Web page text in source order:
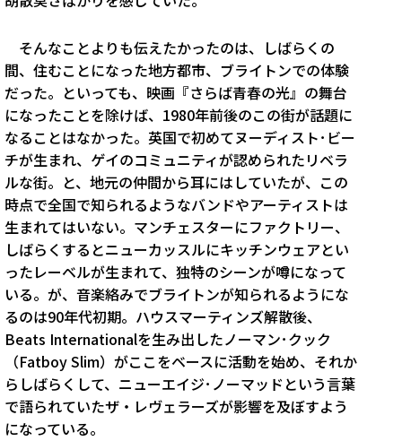
そんなことよりも伝えたかったのは、しばらくの
間、住むことになった地方都市、ブライトンでの体験
だった。といっても、映画『さらば青春の光』の舞台
になったことを除けば、1980年前後のこの街が話題に
なることはなかった。英国で初めてヌーディスト･ビー
チが生まれ、ゲイのコミュニティが認められたリベラ
ルな街。と、地元の仲間から耳にはしていたが、この
時点で全国で知られるようなバンドやアーティストは
生まれてはいない。マンチェスターにファクトリー、
しばらくするとニューカッスルにキッチンウェアとい
ったレーベルが生まれて、独特のシーンが噂になって
いる。が、音楽絡みでブライトンが知られるようにな
るのは90年代初期。ハウスマーティンズ解散後、
Beats Internationalを生み出したノーマン･クック
（Fatboy Slim）がここをベースに活動を始め、それか
らしばらくして、ニューエイジ･ノーマッドという言葉
で語られていたザ・レヴェラーズが影響を及ぼすよう
になっている。